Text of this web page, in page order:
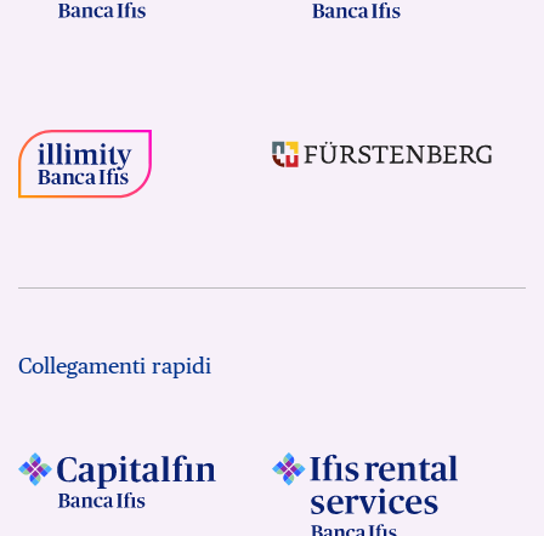
Collegamenti rapidi